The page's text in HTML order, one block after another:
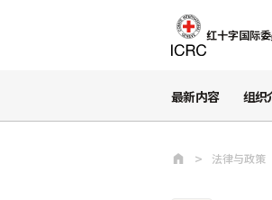
红十字国际
最新内容 组织
法律与政策